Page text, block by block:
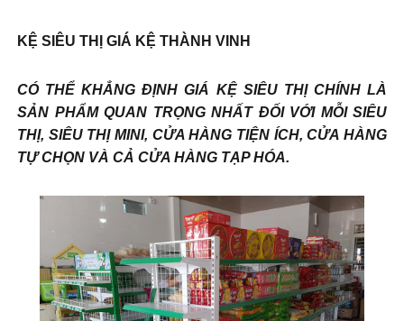
KỆ SIÊU THỊ GIÁ KỆ THÀNH VINH
CÓ THỂ KHẲNG ĐỊNH GIÁ KỆ SIÊU THỊ CHÍNH LÀ
SẢN PHẨM QUAN TRỌNG NHẤT ĐỐI VỚI MỖI SIÊU
THỊ, SIÊU THỊ MINI, CỬA HÀNG TIỆN ÍCH, CỬA HÀNG
TỰ CHỌN VÀ CẢ CỬA HÀNG TẠP HÓA.